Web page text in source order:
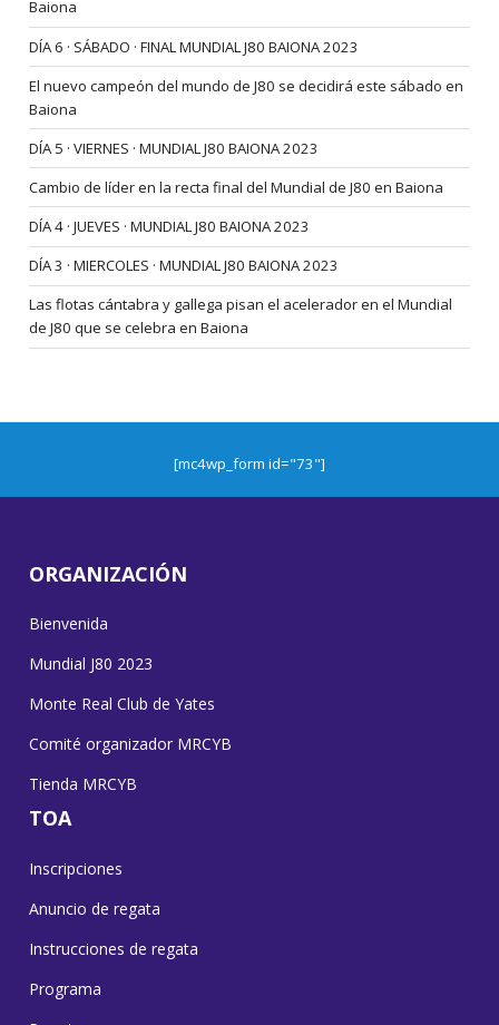
Baiona
DÍA 6 · SÁBADO · FINAL MUNDIAL J80 BAIONA 2023
El nuevo campeón del mundo de J80 se decidirá este sábado en
Baiona
DÍA 5 · VIERNES · MUNDIAL J80 BAIONA 2023
Cambio de líder en la recta final del Mundial de J80 en Baiona
DÍA 4 · JUEVES · MUNDIAL J80 BAIONA 2023
DÍA 3 · MIERCOLES · MUNDIAL J80 BAIONA 2023
Las flotas cántabra y gallega pisan el acelerador en el Mundial
de J80 que se celebra en Baiona
[mc4wp_form id="73"]
ORGANIZACIÓN
Bienvenida
Mundial J80 2023
Monte Real Club de Yates
Comité organizador MRCYB
Tienda MRCYB
TOA
Inscripciones
Anuncio de regata
Instrucciones de regata
Programa